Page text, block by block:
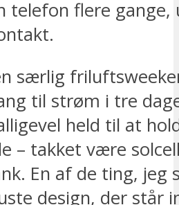
telefon flere gange,
særlig
til strøm i tre
held til at
– takket være
En af de ting, jeg
design, der står